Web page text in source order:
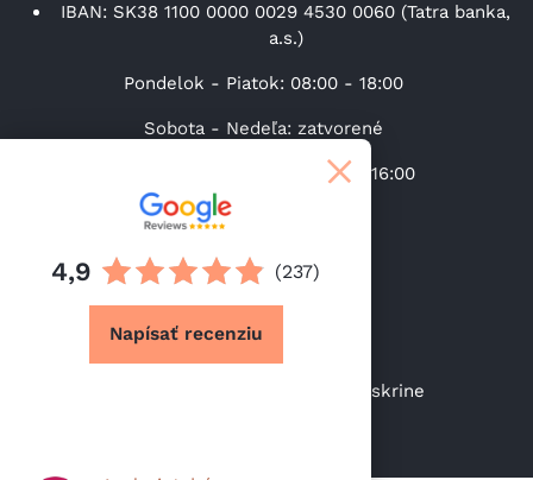
4,9 (237)
Napísať recenziu
IBAN: SK38 1100 0000 0029 4530 0060 (Tatra banka,
a.s.)
Pondelok - Piatok: 08:00 - 18:00
Sobota - Nedeľa: zatvorené
Výdaj tovaru (Po-Pi): 08:00 – 16:00
+421 31 37 00 219
info@lacneskrine.sk
https://facebook.com/sk.lacneskrine